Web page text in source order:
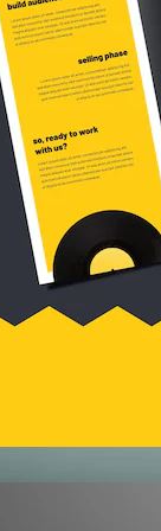
Platforma
najlepszych
Polski